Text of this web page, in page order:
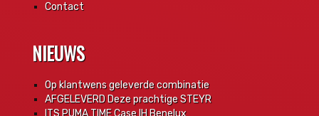
Contact
NIEUWS
Op klantwens geleverde combinatie
AFGELEVERD Deze prachtige STEYR
ITS PUMA TIME Case IH Benelux